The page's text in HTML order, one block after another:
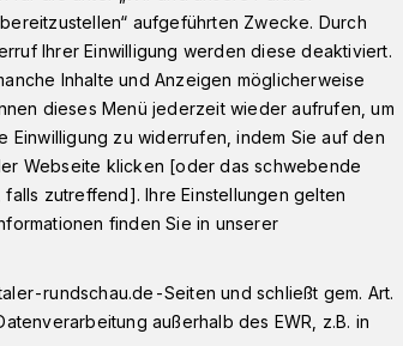
von
in Wuppertal im
auf eine
Mai 2025) von 12
in Barmen
aufgeführten Zwecke. Durch
Ihrer Einwilligung werden diese deaktiviert.
Inhalte und Anzeigen möglicherweise
dieses Menü jederzeit wieder aufrufen, um
Einwilligung zu widerrufen, indem Sie auf den
Webseite klicken [oder das schwebende
zutreffend]. Ihre Einstellungen gelten
finden Sie in unserer
rundschau.de-Seiten und schließt gem. Art.
außerhalb des EWR, z.B. in